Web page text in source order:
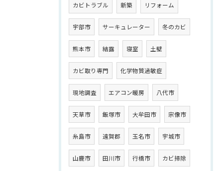
カビトラブル 新築 リフォーム
宇部市 サーキュレーター 冬のカビ
熊本市 結露 寝室 土壁
カビ取り専門 化学物質過敏症
現地調査 エアコン暖房 八代市
天草市 飯塚市 大牟田市 宗像市
糸島市 遠賀郡 玉名市 宇城市
山鹿市 田川市 行橋市 カビ掃除